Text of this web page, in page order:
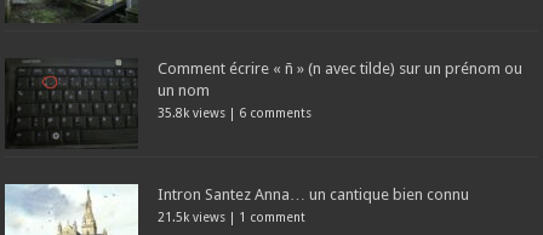
Comment écrire « ñ » (n avec tilde) sur un prénom ou
un nom
35.8k views | 6 comments
Intron Santez Anna… un cantique bien connu
21.5k views | 1 comment